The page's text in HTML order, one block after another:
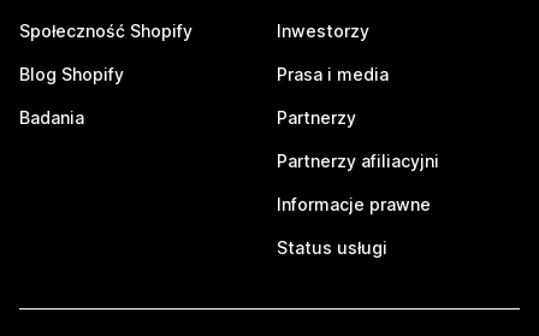
Społeczność Shopify
Blog Shopify
Badania
Inwestorzy
Prasa i media
Partnerzy
Partnerzy afiliacyjni
Informacje prawne
Status usługi